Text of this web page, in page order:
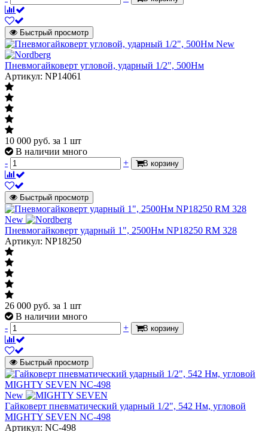
Быстрый просмотр
New
Пневмогайковерт угловой, ударный 1/2", 500Нм
Артикул: NP14061
10 000 руб. за 1 шт
В наличии много
-
+ В корзину
Быстрый просмотр
New
Пневмогайковерт ударный 1", 2500Нм NP18250 RM 328
Артикул: NP18250
26 000 руб. за 1 шт
В наличии много
-
+ В корзину
Быстрый просмотр
New
Гайковерт пневматический ударный 1/2", 542 Нм, угловой
MIGHTY SEVEN NC-498
Артикул: NC-498